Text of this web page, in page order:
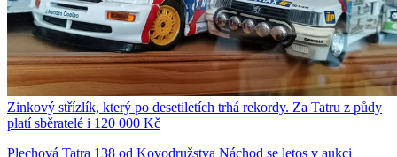
Zinkový střízlík, který po desetiletích trhá rekordy. Za Tatru z půdy
platí sběratelé i 120 000 Kč
Plechová Tatra 138 od Kovodružstva Náchod se letos v aukci